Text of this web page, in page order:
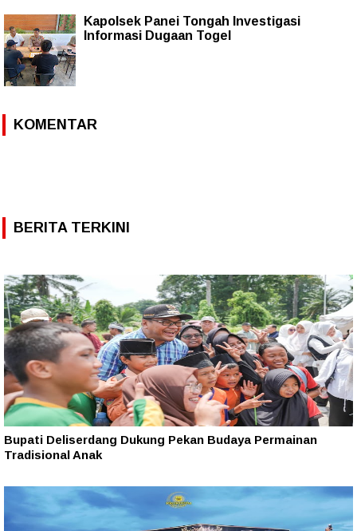
Kapolsek Panei Tongah Investigasi
Informasi Dugaan Togel
KOMENTAR
BERITA TERKINI
Bupati Deliserdang Dukung Pekan Budaya Permainan
Tradisional Anak